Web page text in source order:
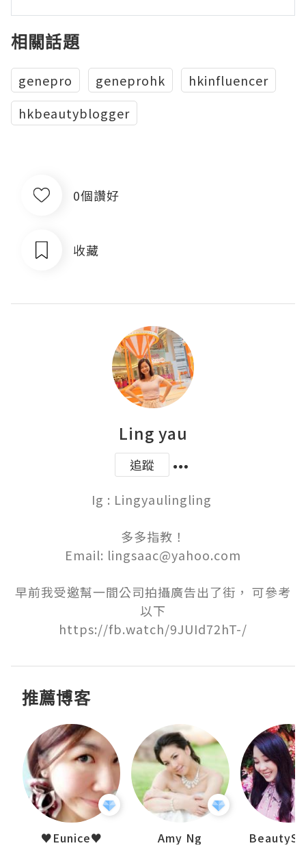
相關話題
genepro geneprohk
hkinfluencer
hkbeautyblogger
0個讚好
收藏
Ling yau
追蹤
Ig : Lingyaulingling
多多指教！
Email: lingsaac@yahoo.com
早前我受邀幫一間公司拍攝廣告出了街， 可參考
以下
https://fb.watch/9JUId72hT-/
推薦博客
♥Eunice♥ Amy Ng